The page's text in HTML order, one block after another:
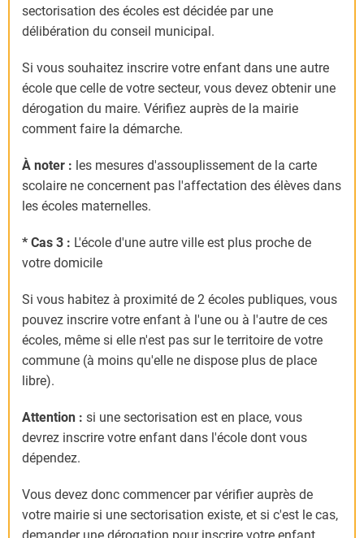
sectorisation des écoles est décidée par une
délibération du conseil municipal.
Si vous souhaitez inscrire votre enfant dans une autre
école que celle de votre secteur, vous devez obtenir une
dérogation du maire. Vérifiez auprès de la mairie
comment faire la démarche.
À noter : les mesures d'assouplissement de la carte
scolaire ne concernent pas l'affectation des élèves dans
les écoles maternelles.
* Cas 3 : L'école d'une autre ville est plus proche de
votre domicile
Si vous habitez à proximité de 2 écoles publiques, vous
pouvez inscrire votre enfant à l'une ou à l'autre de ces
écoles, même si elle n'est pas sur le territoire de votre
commune (à moins qu'elle ne dispose plus de place
libre).
Attention : si une sectorisation est en place, vous
devrez inscrire votre enfant dans l'école dont vous
dépendez.
Vous devez donc commencer par vérifier auprès de
votre mairie si une sectorisation existe, et si c'est le cas,